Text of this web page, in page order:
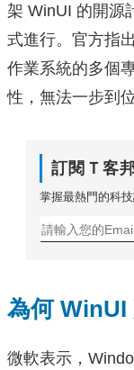
架 WinUI 的開源
式進行。官方指
作業系統的多個
性，無法一步到位
訂閱Ｔ客
掌握最熱門的科
為何 WinUI
微軟表示，